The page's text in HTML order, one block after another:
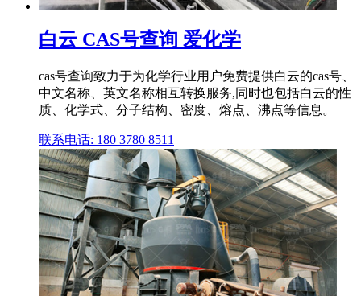
白云 CAS号查询 爱化学
cas号查询致力于为化学行业用户免费提供白云的cas号、
中文名称、英文名称相互转换服务,同时也包括白云的性
质、化学式、分子结构、密度、熔点、沸点等信息。
联系电话: 180 3780 8511